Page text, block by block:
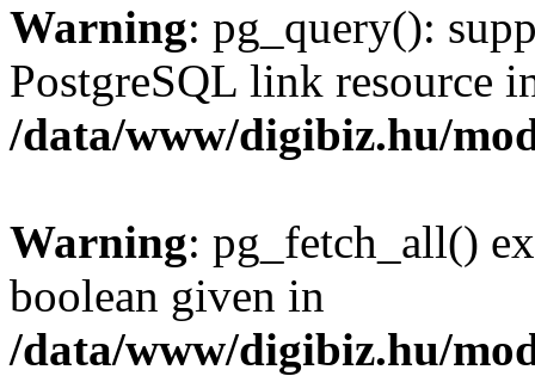
Warning: pg_query():
PostgreSQL link resource
/data/www/digibiz.hu/
Warning: pg_fetch_all()
boolean given in
/data/www/digibiz.hu/